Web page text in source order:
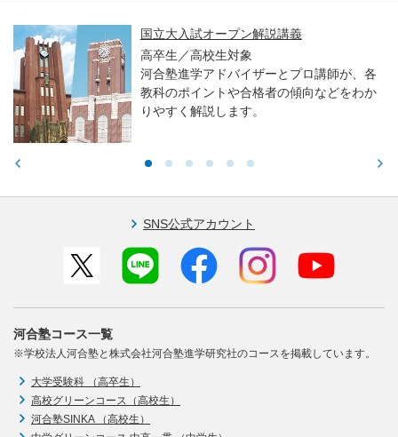
国立大入試オープン解説講義
高卒生／高校生対象
河合塾進学アドバイザーとプロ講師が、各
教科のポイントや合格者の傾向などをわか
りやすく解説します。
SNS公式アカウント
河合塾コース一覧
※学校法人河合塾と株式会社河合塾進学研究社のコースを掲載しています。
大学受験科 （高卒生）
高校グリーンコース（高校生）
河合塾SINKA （高校生）